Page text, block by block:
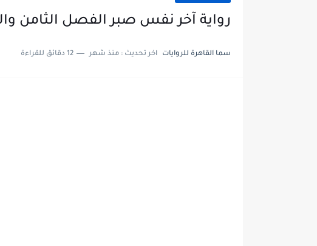
رواية آخر نفس صبر الفصل الثامن والعشرون 28
سما القاهرة للروايات اخر تحديث : منذ شهر 12 دقائق للقراءة